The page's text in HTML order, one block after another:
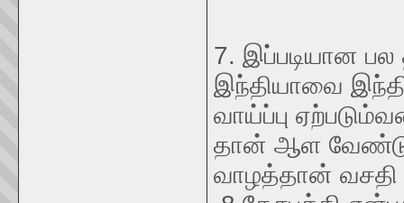
7. இப்படியான
இந்தியாவை
வாய்ப்பு
தான் ஆள
வாழத்தான் வசதி